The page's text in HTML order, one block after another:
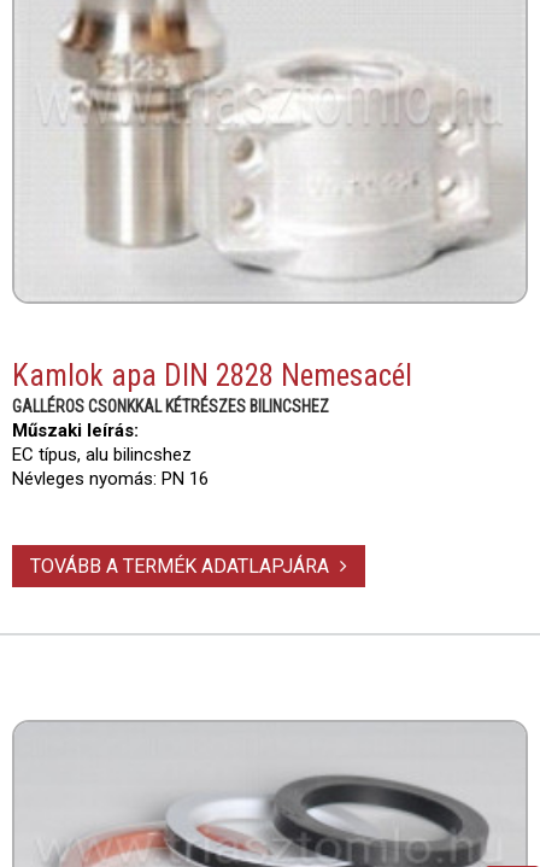
Kamlok apa DIN 2828 Nemesacél
GALLÉROS CSONKKAL KÉTRÉSZES BILINCSHEZ
Műszaki leírás:
EC típus, alu bilincshez
Névleges nyomás: PN 16
TOVÁBB A TERMÉK ADATLAPJÁRA